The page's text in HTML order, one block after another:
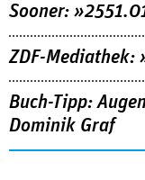
Sooner:
ZDF-Mediathek:
Buch-Tipp:
Dominik Graf